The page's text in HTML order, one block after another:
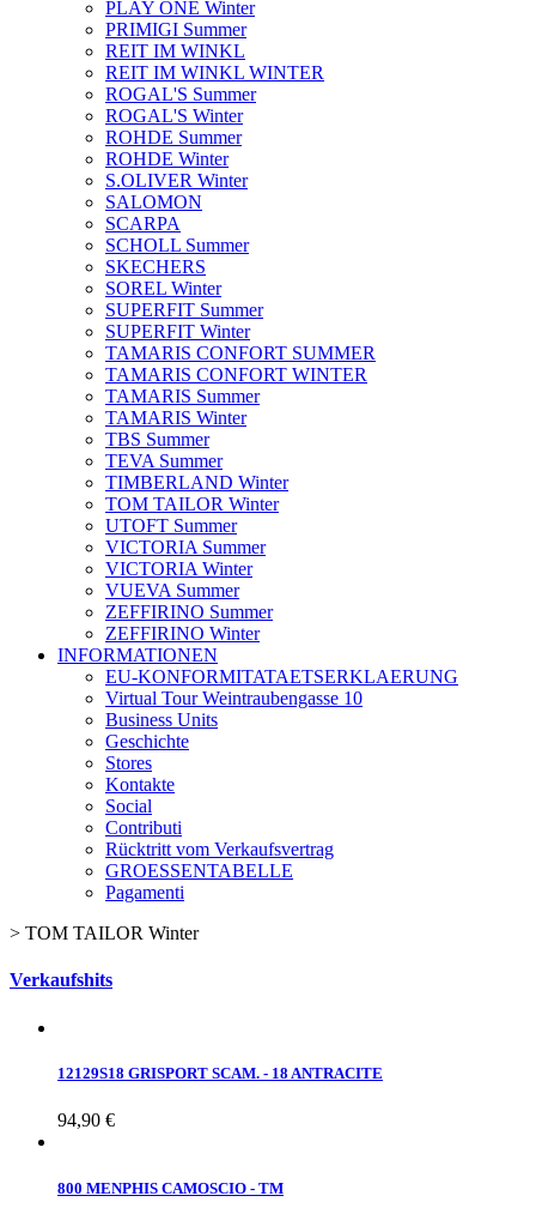
PLAY ONE Winter
PRIMIGI Summer
REIT IM WINKL
REIT IM WINKL WINTER
ROGAL'S Summer
ROGAL'S Winter
ROHDE Summer
ROHDE Winter
S.OLIVER Winter
SALOMON
SCARPA
SCHOLL Summer
SKECHERS
SOREL Winter
SUPERFIT Summer
SUPERFIT Winter
TAMARIS CONFORT SUMMER
TAMARIS CONFORT WINTER
TAMARIS Summer
TAMARIS Winter
TBS Summer
TEVA Summer
TIMBERLAND Winter
TOM TAILOR Winter
UTOFT Summer
VICTORIA Summer
VICTORIA Winter
VUEVA Summer
ZEFFIRINO Summer
ZEFFIRINO Winter
INFORMATIONEN
EU-KONFORMITATAETSERKLAERUNG
Virtual Tour Weintraubengasse 10
Business Units
Geschichte
Stores
Kontakte
Social
Contributi
Rücktritt vom Verkaufsvertrag
GROESSENTABELLE
Pagamenti
> TOM TAILOR Winter
Verkaufshits
12129S18 GRISPORT SCAM. - 18 ANTRACITE
94,90 €
800 MENPHIS CAMOSCIO - TM